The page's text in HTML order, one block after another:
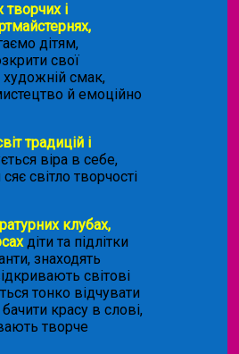
творчих і
дітям,
свої
художній смак,
й емоційно
традицій і
віра в себе,
світло творчості
клубах,
діти та підлітки
знаходять
світові
тонко відчувати
красу в слові,
творче